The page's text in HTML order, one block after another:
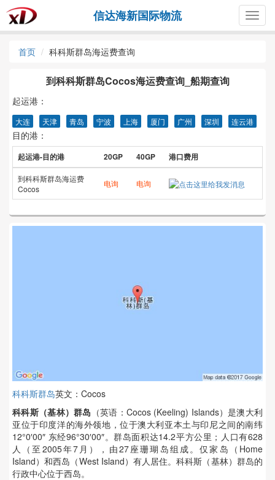
信达海新国际物流
首页 科科斯群岛海运费查询
到科科斯群岛Cocos海运费查询_船期查询
起运港：
大连 天津 青岛 宁波 上海 厦门 广州 深圳 连云港
目的港：
起运港-目的港 20GP 40GP 港口费用
到科科斯群岛海运费
Cocos
电询 电询
科科斯群岛英文：Cocos
科科斯（基林）群岛 （英语：Cocos (Keeling) Islands）是澳大利
亚位于印度洋的海外领地，位于澳大利亚本土与印尼之间的南纬
12°0′00″ 东经96°30′00″。群岛面积达14.2平方公里；人口有628
人（至2005年7月），由27座珊瑚岛组成。仅家岛（Home
Island）和西岛（West Island）有人居住。科科斯（基林）群岛的
行政中心位于西岛。